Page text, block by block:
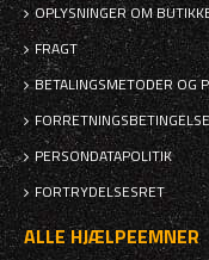
OPLYSNINGER OM
FRAGT
BETALINGSMETODER OG
PERSONDATAPOLITIK
FORTRYDELSESRET
ALLE HJÆLPEEMNER